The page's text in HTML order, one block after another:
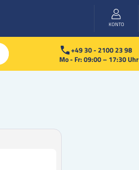
KONTO
+49 30 - 2100 23 98
Mo - Fr: 09:00 – 17:30 Uhr